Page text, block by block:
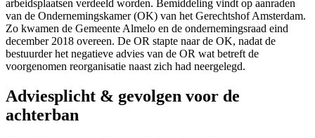
arbeidsplaatsen verdeeld worden. Bemiddeling vindt op aanraden
van de Ondernemingskamer (OK) van het Gerechtshof Amsterdam.
Zo kwamen de Gemeente Almelo en de ondernemingsraad eind
december 2018 overeen. De OR stapte naar de OK, nadat de
bestuurder het negatieve advies van de OR wat betreft de
voorgenomen reorganisatie naast zich had neergelegd.
Adviesplicht & gevolgen voor de
achterban